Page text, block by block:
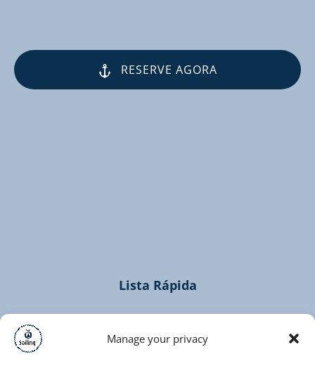
Manage your privacy
RESERVE AGORA
Lista Rápida
Home
Cruzeiros